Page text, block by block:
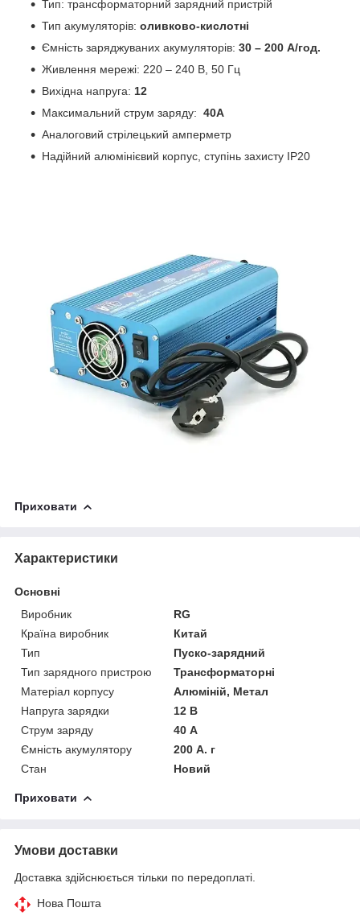
Тип: трансформаторний зарядний пристрій
Тип акумуляторів: оливково-кислотні
Ємність заряджуваних акумуляторів: 30 – 200 A/год.
Живлення мережі: 220 – 240 В, 50 Гц
Вихідна напруга: 12
Максимальний струм заряду: 40A
Аналоговий стрілецький амперметр
Надійний алюмінієвий корпус, ступінь захисту IР20
Приховати
Характеристики
Основні
Виробник
RG
Країна виробник
Китай
Тип
Пуско-зарядний
Тип зарядного пристрою
Трансформаторні
Матеріал корпусу
Алюміній, Метал
Напруга зарядки
12 В
Струм заряду
40 А
Ємність акумулятору
200 А. г
Стан
Новий
Приховати
Умови доставки
Доставка здійснюється тільки по передоплаті.
Нова Пошта